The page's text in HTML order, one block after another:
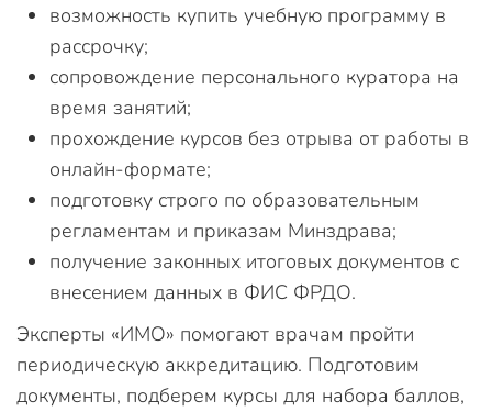
возможность купить учебную программу в
рассрочку;
сопровождение персонального куратора на
время занятий;
прохождение курсов без отрыва от работы в
онлайн-формате;
подготовку строго по образовательным
регламентам и приказам Минздрава;
получение законных итоговых документов с
внесением данных в ФИС ФРДО.
Эксперты «ИМО» помогают врачам пройти
периодическую аккредитацию. Подготовим
документы, подберем курсы для набора баллов,